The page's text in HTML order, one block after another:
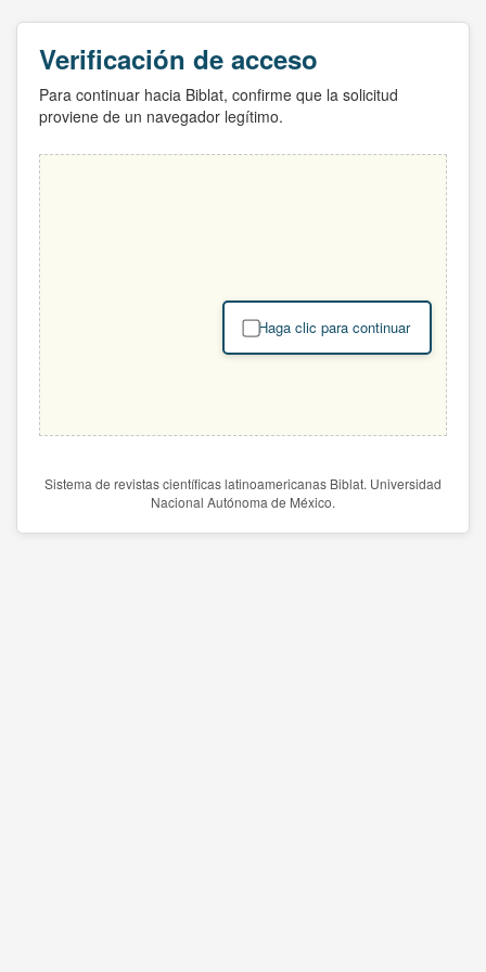
Verificación de acceso
Para continuar hacia Biblat, confirme que la solicitud
proviene de un navegador legítimo.
Haga clic para continuar
Sistema de revistas científicas latinoamericanas Biblat. Universidad
Nacional Autónoma de México.